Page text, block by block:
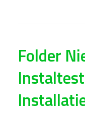
Folder